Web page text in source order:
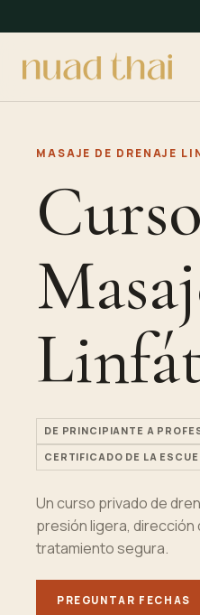
MASAJE DE DRENAJE
DE PRINCIPIANTE A
CERTIFICADO DE LA
Un curso privado de
presión ligera, dirección
tratamiento segura.
PREGUNTAR FECHAS